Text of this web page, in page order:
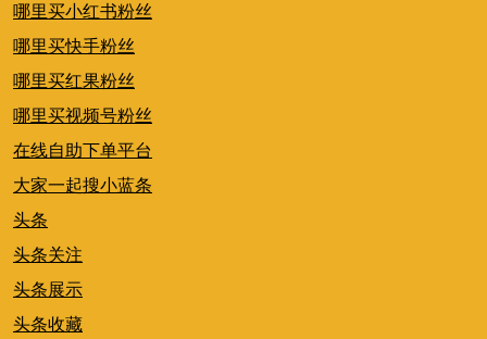
哪里买小红书粉丝
哪里买快手粉丝
哪里买红果粉丝
哪里买视频号粉丝
在线自助下单平台
大家一起搜小蓝条
头条
头条关注
头条展示
头条收藏